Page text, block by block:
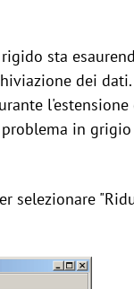
sta
dei
in grigio
selezionare